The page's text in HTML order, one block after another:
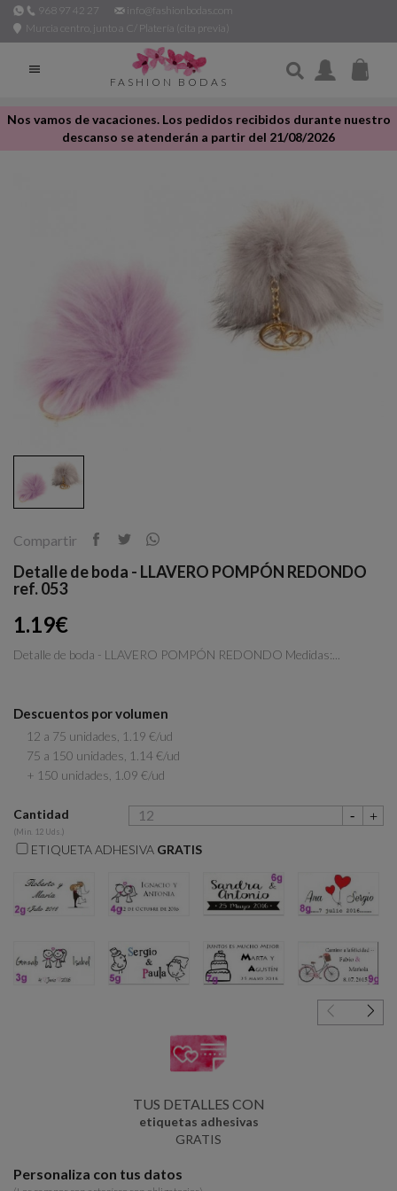
968 97 42 27
info@fashionbodas.com
Murcia centro, junto a C/ Platería (cita previa)

FASHION BODAS
Nos vamos de vacaciones. Los pedidos recibidos durante nuestro
descanso se atenderán a partir del 21/08/2026
Compartir
Detalle de boda - LLAVERO POMPÓN REDONDO
ref. 053
1.19€
Detalle de boda - LLAVERO POMPÓN REDONDO Medidas:...
Descuentos por volumen
12 a 75 unidades, 1.19 €/ud
75 a 150 unidades, 1.14 €/ud
+ 150 unidades, 1.09 €/ud
Cantidad
(Min. 12 Uds.)
ETIQUETA ADHESIVA GRATIS
TUS DETALLES CON
etiquetas adhesivas
GRATIS
Personaliza con tus datos